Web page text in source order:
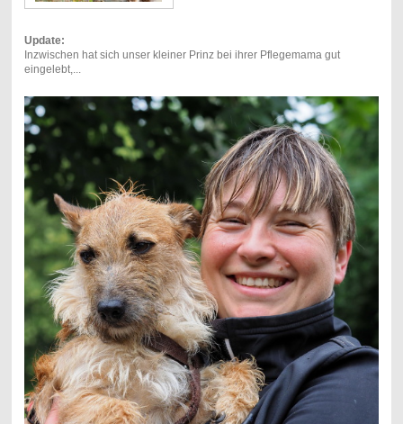
Update:
Inzwischen hat sich unser kleiner Prinz bei ihrer Pflegemama gut
eingelebt,...